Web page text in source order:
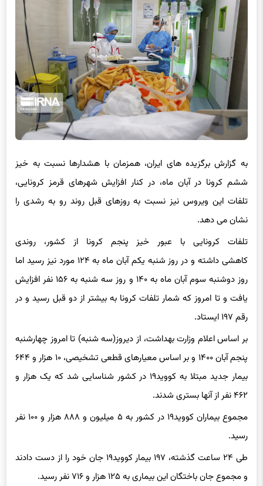
به گزارش برگزیده های ایران، همزمان با هشدارها نسبت به خیز
ششم کرونا در آبان ماه، در کنار افزایش شهرهای قرمز کرونایی،
تلفات این ویروس نیز نسبت به روزهای قبل روند رو به رشدی را
نشان می دهد.
تلفات کرونایی با عبور خیز پنجم کرونا از کشور، روندی
کاهشی داشته و در روز شنبه یکم آبان ماه به ۱۲۴ مورد نیز رسید اما
روز دوشنبه سوم آبان ماه به ۱۴۰ و روز سه شنبه به ۱۵۶ نفر افزایش
یافت و تا امروز که شمار تلفات کرونا به بیشتر از دو قبل رسید و در
رقم ۱۹۷ ایستاد.
بر اساس اعلام وزارت بهداشت، از دیروز(سه شنبه) تا امروز چهارشنبه
پنجم آبان ۱۴۰۰ و بر اساس معیارهای قطعی تشخیصی، ۱۰ هزار و ۶۴۴
بیمار جدید مبتلا به کووید۱۹ در کشور شناسایی شد که یک هزار و
۴۶۲ نفر از آنها بستری شدند.
مجموع بیماران کووید۱۹ در کشور به ۵ میلیون و ۸۸۸ هزار و ۱۰۰ نفر
رسید.
طی ۲۴ ساعت گذشته، ۱۹۷ بیمار کووید۱۹ جان خود را از دست دادند
و مجموع جان باختگان این بیماری به ۱۲۵ هزار و ۷۱۶ نفر رسید.